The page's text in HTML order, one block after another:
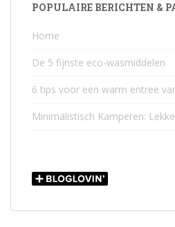
POPULAIRE BERICHTEN &
Home
De 5 fijnste eco-wasmiddelen
6 tips voor een warm entree
Minimalistisch Kamperen: